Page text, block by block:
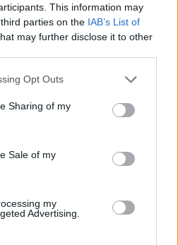
This information may
parties on the IAB’s List of
may further disclose it to other
Opt Outs
Sharing of my
Sale of my
my
Advertising.
is pictured in Athens, Aug. 21,